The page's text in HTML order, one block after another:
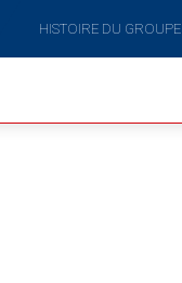
HISTOIRE DU GROUPE